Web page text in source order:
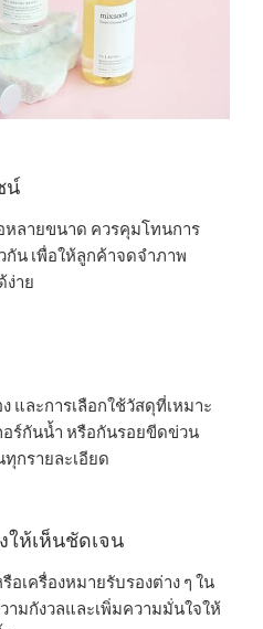
น์
ลายขนาด ควรคุมโทนการ
น เพื่อให้ลูกค้าจดจำภาพ
าย
ละการเลือกใช้วัสดุที่เหมาะ
อร์กันน้ำ หรือกันรอยขีดข่วน
กรายละเอียด
ให้เห็นชัดเจน
อเครื่องหมายรับรองต่าง ๆ ใน
ามกังวลและเพิ่มความมั่นใจให้